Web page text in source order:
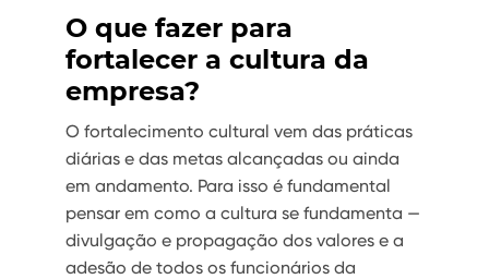
O que fazer para
fortalecer a cultura da
empresa?
O fortalecimento cultural vem das práticas
diárias e das metas alcançadas ou ainda
em andamento. Para isso é fundamental
pensar em como a cultura se fundamenta —
divulgação e propagação dos valores e a
adesão de todos os funcionários da